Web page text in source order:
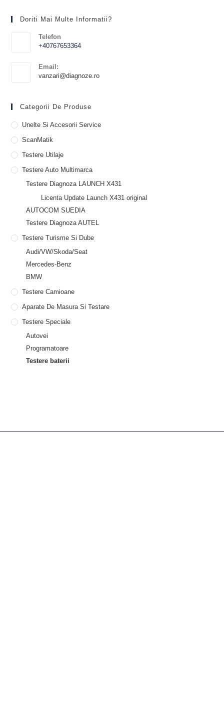
Doriti Mai Multe Informatii?
Telefon
+40767653364
Email:
vanzari@diagnoze.ro
Categorii De Produse
Unelte Si Accesorii Service
ScanMatik
Testere Utilaje
Testere Auto Multimarca
Testere Diagnoza LAUNCH X431
Licenta Update Launch X431 original
AUTOCOM SUEDIA
Testere Diagnoza AUTEL
Testere Turisme Si Dube
Audi/VW/Skoda/Seat
Mercedes-Benz
BMW
Testere Camioane
Aparate De Masura Si Testare
Testere Speciale
Autovei
Programatoare
Testere baterii